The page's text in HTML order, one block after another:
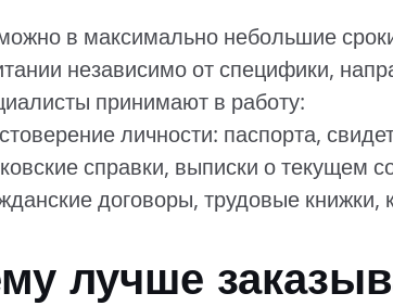
в максимально небольшие
независимо от специфики,
принимают в работу:
личности: паспорта,
справки, выписки о текущем
договоры, трудовые книжки,
лучше